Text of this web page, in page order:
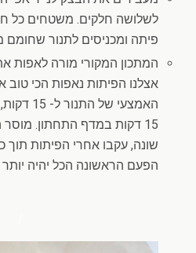
לשלושה חלקים. משטחים כל
פיתה ומכניסים לתנור שחומם מראש ל
אצלנו הפיתות נאפות הכי
האמצעי
15 דקות במדף התחתון.
שונה, עקבו אחרי הפיתות תוך
הפעם הראשונה הכל יהיה יותר